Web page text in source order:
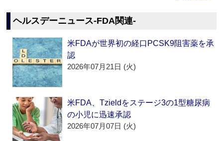
ヘルスデーニュース‐FDA関連‐
米FDAが世界初の経口PCSK9阻害薬を承
認
2026年07月21日 (火)
米FDA、Tzieldをステージ3の1型糖尿病
の小児に迅速承認
2026年07月07日 (火)